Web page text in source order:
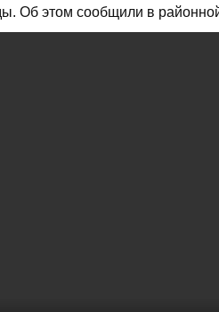
Об этом сообщили в